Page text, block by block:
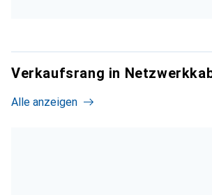
Verkaufsrang in
Alle anzeigen